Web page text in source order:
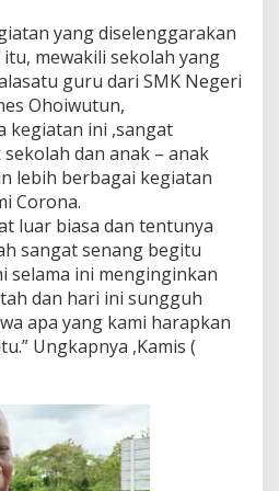
yang diselenggarakan
itu, mewakili sekolah yang
guru dari SMK Negeri
Ohoiwutun,
kegiatan ini ,sangat
dan anak – anak
lebih berbagai kegiatan
Corona.
luar biasa dan tentunya
sangat senang begitu
selama ini menginginkan
dan hari ini sungguh
apa yang kami harapkan
Ungkapnya ,Kamis (